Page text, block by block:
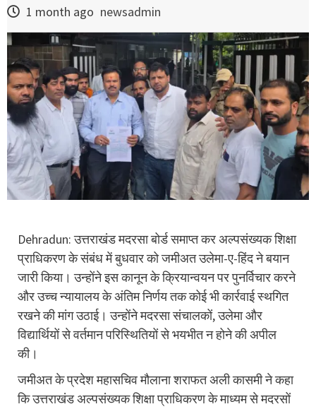
1 month ago newsadmin
Dehradun: उत्तराखंड मदरसा बोर्ड समाप्त कर अल्पसंख्यक शिक्षा
प्राधिकरण के संबंध में बुधवार को जमीअत उलेमा-ए-हिंद ने बयान
जारी किया। उन्होंने इस कानून के क्रियान्वयन पर पुनर्विचार करने
और उच्च न्यायालय के अंतिम निर्णय तक कोई भी कार्रवाई स्थगित
रखने की मांग उठाई। उन्होंने मदरसा संचालकों, उलेमा और
विद्यार्थियों से वर्तमान परिस्थितियों से भयभीत न होने की अपील
की।
जमीअत के प्रदेश महासचिव मौलाना शराफत अली कासमी ने कहा
कि उत्तराखंड अल्पसंख्यक शिक्षा प्राधिकरण के माध्यम से मदरसों